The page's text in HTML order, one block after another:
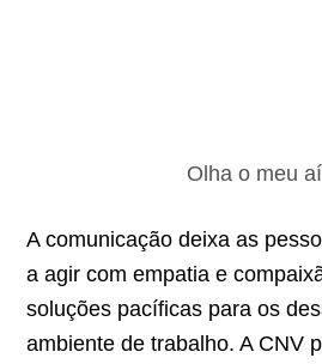
Olha o meu
A comunicação deixa as
a agir com empatia e
soluções pacíficas para os des
ambiente de trabalho. A CNV